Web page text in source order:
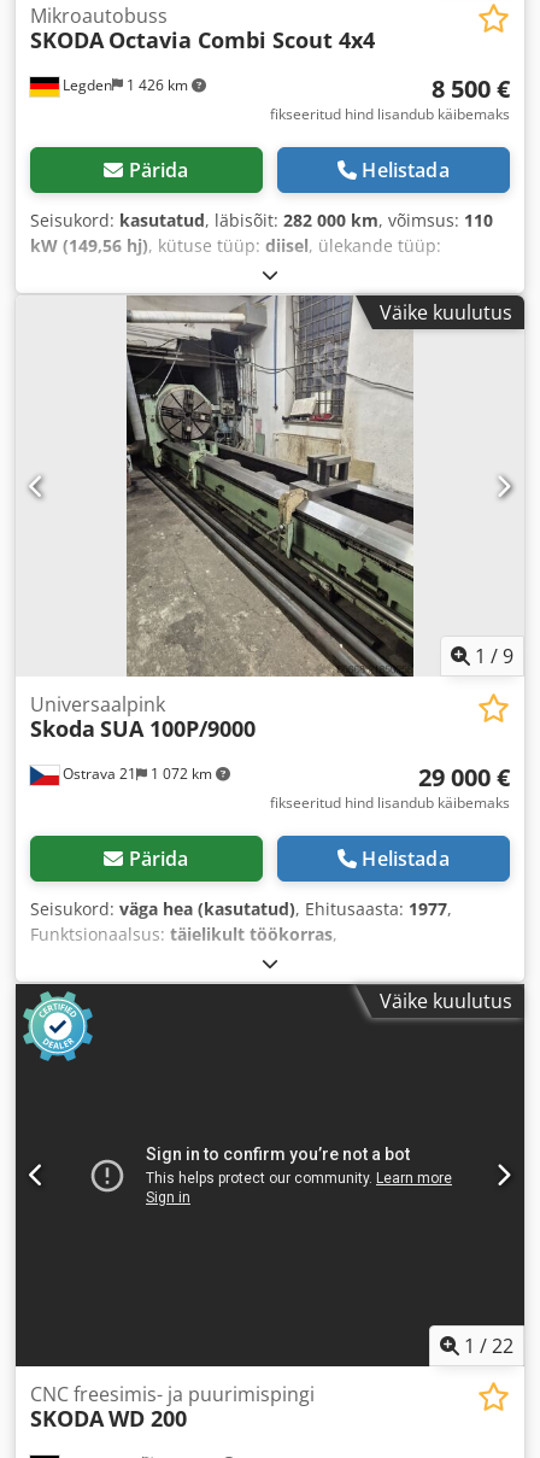
Legden 1 426 km
Mikroautobuss
SKODA Octavia Combi Scout 4x4
8 500 €
fikseeritud hind lisandub käibemaks
Pärida Helistada
Seisukord: kasutatud, läbisõit: 282 000 km, võimsus: 110
kW (149,56 hj), kütuse tüüp: diisel, ülekande tüüp:
, esmane registreerimine:
ülevaatus (TÜV):01/2026, heitmeklass:Euro 6, värv:hall,
istekohtade arv:5, Varustus:ABS, elektrooniline
stabiilsusprogramm (ESP), immobilisaatorisüsteem,
keskne lukustus, kliimaseade, nelikvedu, tahmafilter
Väike kuulutus
1 /9
Ostrava 21 1 072 km
Universaalpink
Skoda SUA 100P/9000
29 000 €
fikseeritud hind lisandub käibemaks
Pärida Helistada
Seisukord: väga hea (kasutatud), Ehitusaasta: 1977,
Funktsionaalsus: täielikult töökorras,
Väike kuulutus
1 /22
CNC freesimis- ja puurimispingi
SKODAWD 200